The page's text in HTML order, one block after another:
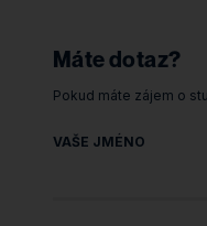
Máte dotaz?
Pokud máte zájem o
VAŠE JMÉNO